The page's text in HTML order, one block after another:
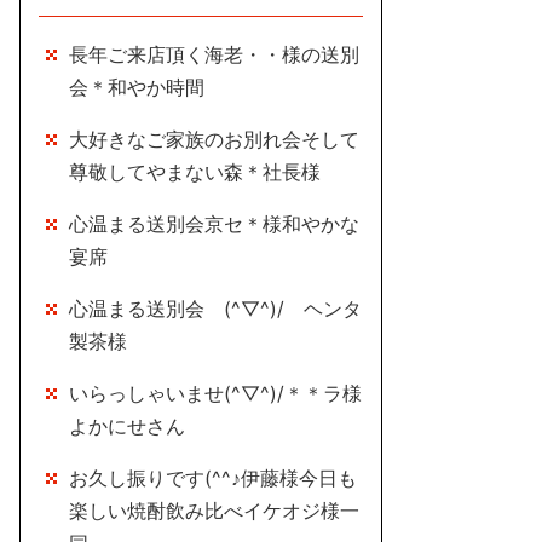
長年ご来店頂く海老・・様の送別
会＊和やか時間
大好きなご家族のお別れ会そして
尊敬してやまない森＊社長様
心温まる送別会京セ＊様和やかな
宴席
心温まる送別会 (^▽^)/ ヘンタ
製茶様
いらっしゃいませ(^▽^)/＊＊ラ様
よかにせさん
お久し振りです(^^♪伊藤様今日も
楽しい焼酎飲み比べイケオジ様一